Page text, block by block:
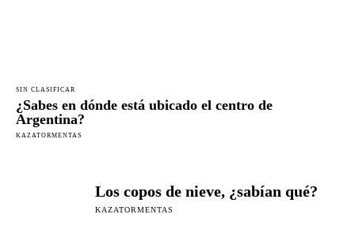
SIN CLASIFICAR
¿Sabes en dónde está ubicado el centro de
Argentina?
KAZATORMENTAS
Los copos de nieve, ¿sabían qué?
KAZATORMENTAS